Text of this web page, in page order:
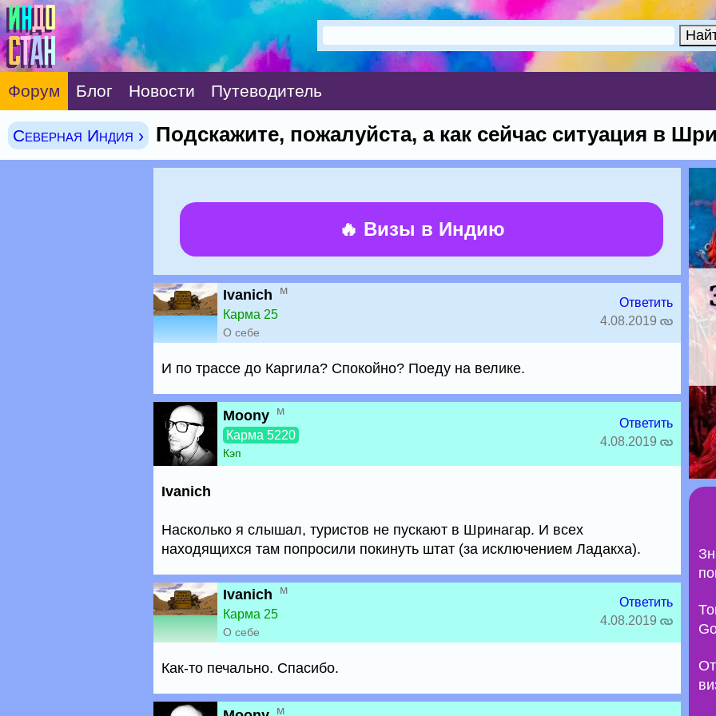
Форум Блог Новости Путеводитель
Северная Индия › Подскажите, пожалуйста, а как сейчас ситуация в
🔥 Визы в Индию
Ivanich
м
Карма 25
О себе
Ответить
4.08.2019
И по трассе до Каргила? Спокойно? Поеду на велике.
Moony м
Карма 5220
Кэп
Ответить
4.08.2019
Ivanich
Насколько я слышал, туристов не пускают в Шринагар. И всех
находящихся там попросили покинуть штат (за исключением Ладакха).
Ivanich
м
Карма 25
О себе
Ответить
4.08.2019
Как-то печально. Спасибо.
м